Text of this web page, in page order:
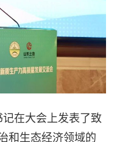
在大会上发表了致
和生态经济领域的